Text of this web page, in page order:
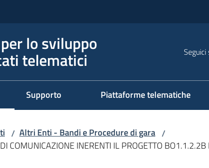
lo sviluppo
telematici Seguici
Supporto Piattaforme telematiche
/ Altri Enti - Bandi e Procedure di gara /
COMUNICAZIONE INERENTI IL PROGETTO